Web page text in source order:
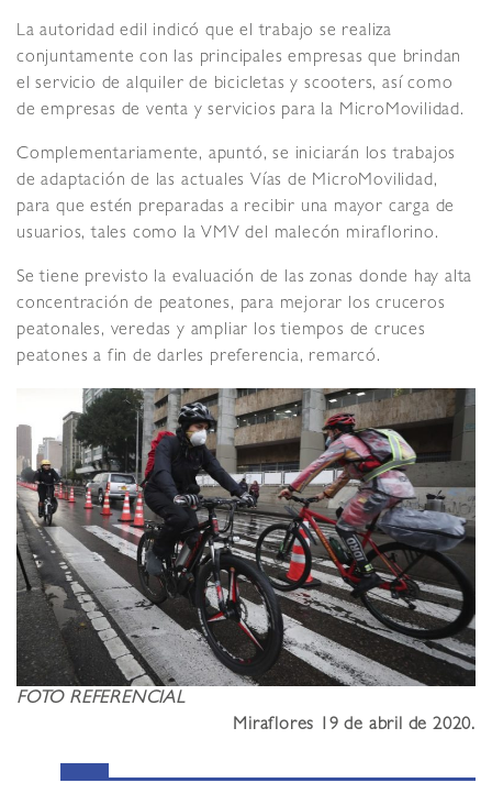
La autoridad edil indicó que el trabajo se realiza
conjuntamente con las principales empresas que brindan
el servicio de alquiler de bicicletas y scooters, así como
de empresas de venta y servicios para la MicroMovilidad.
Complementariamente, apuntó, se iniciarán los trabajos
de adaptación de las actuales Vías de MicroMovilidad,
para que estén preparadas a recibir una mayor carga de
usuarios, tales como la VMV del malecón miraflorino.
Se tiene previsto la evaluación de las zonas donde hay alta
concentración de peatones, para mejorar los cruceros
peatonales, veredas y ampliar los tiempos de cruces
peatones a fin de darles preferencia, remarcó.
FOTO REFERENCIAL
Miraflores 19 de abril de 2020.